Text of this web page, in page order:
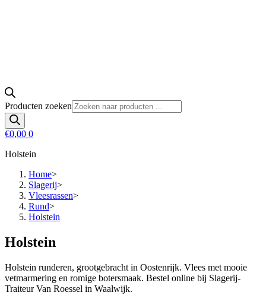
Producten zoeken
€0,00 0
Holstein
Home>
Slagerij>
Vleesrassen>
Rund>
Holstein
Holstein
Holstein runderen, grootgebracht in Oostenrijk. Vlees met mooie
vetmarmering en romige botersmaak. Bestel online bij Slagerij-
Traiteur Van Roessel in Waalwijk.